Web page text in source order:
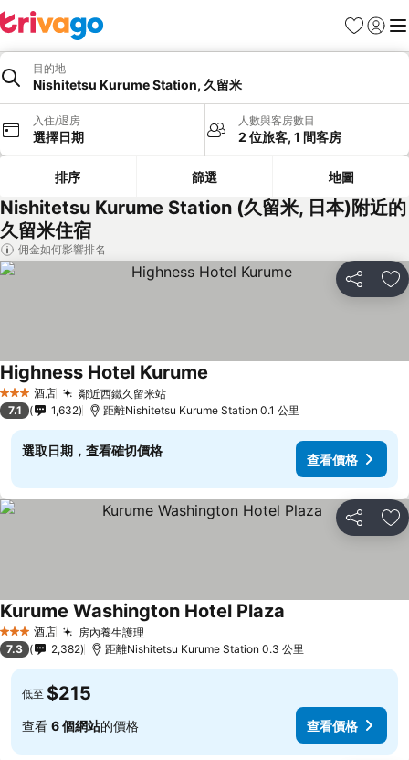
收藏夾
登入 選
目的地
Nishitetsu Kurume Station, 久留米
入住/退房
選擇日期
人數與客房數目
2 位旅客, 1 間客房
排序 篩選 地圖
Nishitetsu Kurume Station (久留米, 日本)附近的
久留米住宿
佣金如何影響排名
分享 放
3 星級 酒店 鄰近西鐵久留米站查看價格
Highness Hotel Kurume
7.1 1,632 距離Nishitetsu Kurume Station 0.1 公里
選取日期，查看確切價格
查看價格
分享 放
3 星級 酒店 房內養生護理查看價格
Kurume Washington Hotel Plaza
7.3 2,382 距離Nishitetsu Kurume Station 0.3 公里
低至 $215
查看 6 個網站的價格 查看價格